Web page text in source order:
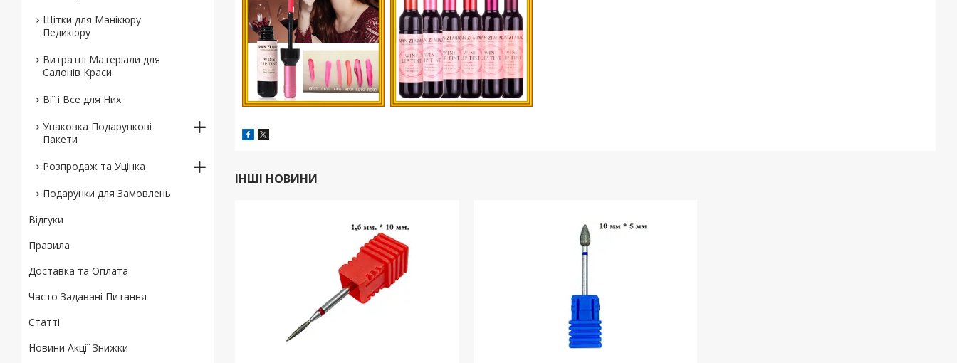
ІНШІ НОВИНИ
Щітки для Манікюру
Педикюру
Витратні Матеріали для
Салонів Краси
Вії і Все для Них
Упаковка Подарункові
Пакети
Розпродаж та Уцінка
Подарунки для Замовлень
Відгуки
Правила
Доставка та Оплата
Часто Задавані Питання
Статті
Новини Акції Знижки